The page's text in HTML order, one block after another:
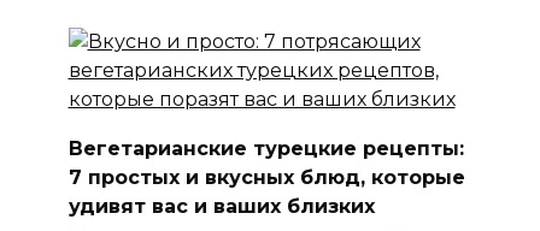
Вегетарианские турецкие рецепты:
7 простых и вкусных блюд, которые
удивят вас и ваших близких